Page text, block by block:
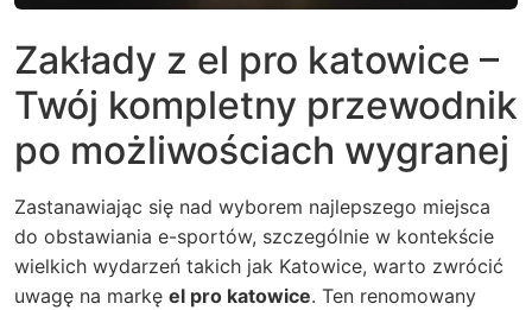
Zakłady z el pro katowice –
Twój kompletny przewodnik
po możliwościach wygranej
Zastanawiając się nad wyborem najlepszego miejsca
do obstawiania e-sportów, szczególnie w kontekście
wielkich wydarzeń takich jak Katowice, warto zwrócić
uwagę na markę el pro katowice. Ten renomowany